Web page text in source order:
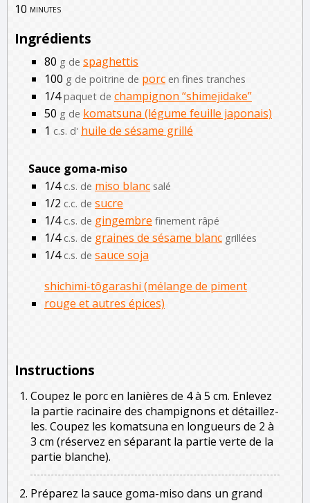
10 minutes
Ingrédients
80 g de spaghettis
100 g de poitrine de porc en fines tranches
1/4 paquet de champignon “shimejidake”
50 g de komatsuna (légume feuille japonais)
1 c.s. d' huile de sésame grillé
Sauce goma-miso
1/4 c.s. de miso blanc salé
1/2 c.c. de sucre
1/4 c.s. de gingembre finement râpé
1/4 c.s. de graines de sésame blanc grillées
1/4 c.s. de sauce soja
shichimi-tôgarashi (mélange de piment
rouge et autres épices)
Instructions
Coupez le porc en lanières de 4 à 5 cm. Enlevez
la partie racinaire des champignons et détaillez-
les. Coupez les komatsuna en longueurs de 2 à
3 cm (réservez en séparant la partie verte de la
partie blanche).
Préparez la sauce goma-miso dans un grand